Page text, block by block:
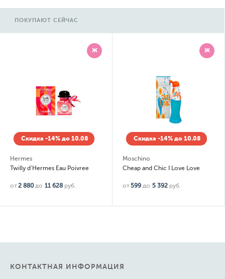
ПОКУПАЮТ СЕЙЧАС
Ж
Скидка -14% до 10.08
Hermes
Twilly d'Hermes Eau Poivree
от2 880 до 11 628 руб.
Ж
Скидка -14% до 10.08
Moschino
Cheap and Chic I Love Love
от599 до 5 392 руб.
КОНТАКТНАЯ ИНФОРМАЦИЯ